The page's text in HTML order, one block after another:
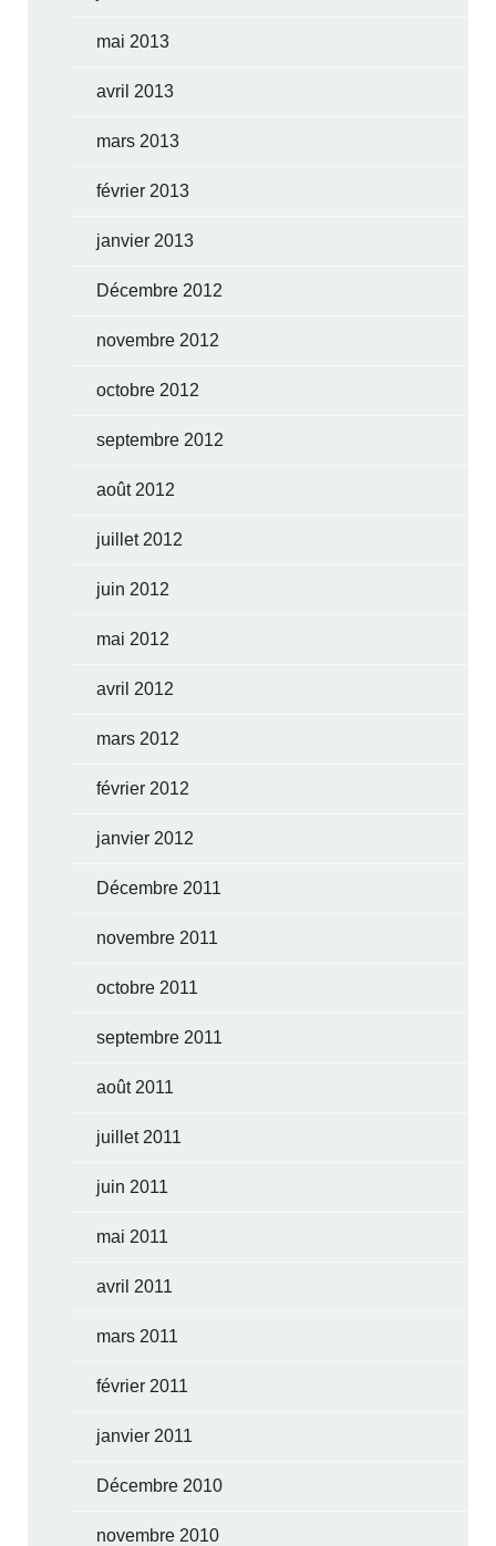
mai 2013
avril 2013
mars 2013
février 2013
janvier 2013
Décembre 2012
novembre 2012
octobre 2012
septembre 2012
août 2012
juillet 2012
juin 2012
mai 2012
avril 2012
mars 2012
février 2012
janvier 2012
Décembre 2011
novembre 2011
octobre 2011
septembre 2011
août 2011
juillet 2011
juin 2011
mai 2011
avril 2011
mars 2011
février 2011
janvier 2011
Décembre 2010
novembre 2010